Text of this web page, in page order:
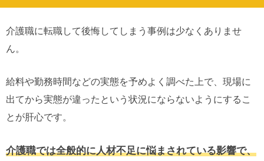
介護職に転職して後悔してしまう事例は少なくありませ
ん。
給料や勤務時間などの実態を予めよく調べた上で、現場に
出てから実態が違ったという状況にならないようにするこ
とが肝心です。
介護職では全般的に人材不足に悩まされている影響で、